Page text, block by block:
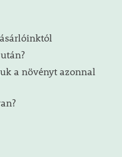
a növényt azonnal